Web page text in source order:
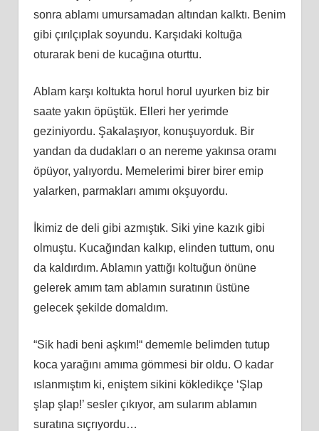
sonra ablamı umursamadan altından kalktı. Benim
gibi çırılçıplak soyundu. Karşıdaki koltuğa
oturarak beni de kucağına oturttu.
Ablam karşı koltukta horul horul uyurken biz bir
saate yakın öpüştük. Elleri her yerimde
geziniyordu. Şakalaşıyor, konuşuyorduk. Bir
yandan da dudakları o an nereme yakınsa oramı
öpüyor, yalıyordu. Memelerimi birer birer emip
yalarken, parmakları amımı okşuyordu.
İkimiz de deli gibi azmıştık. Siki yine kazık gibi
olmuştu. Kucağından kalkıp, elinden tuttum, onu
da kaldırdım. Ablamın yattığı koltuğun önüne
gelerek amım tam ablamın suratının üstüne
gelecek şekilde domaldım.
“Sik hadi beni aşkım!“ dememle belimden tutup
koca yarağını amıma gömmesi bir oldu. O kadar
ıslanmıştım ki, eniştem sikini kökledikçe ‘Şlap
şlap şlap!’ sesler çıkıyor, am sularım ablamın
suratına sıçrıyordu…